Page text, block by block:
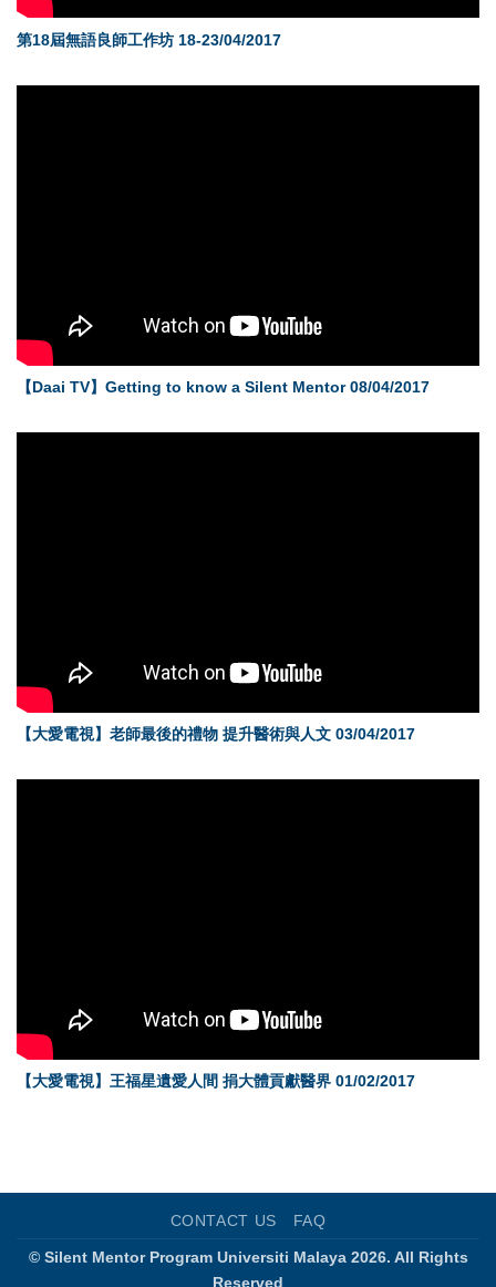
第18屆無語良師工作坊 18-23/04/2017
【Daai TV】Getting to know a Silent Mentor 08/04/2017
【大愛電視】老師最後的禮物 提升醫術與人文 03/04/2017
【大愛電視】王福星遺愛人間 捐大體貢獻醫界 01/02/2017
CONTACT US FAQ
© Silent Mentor Program Universiti Malaya 2026. All Rights
Reserved